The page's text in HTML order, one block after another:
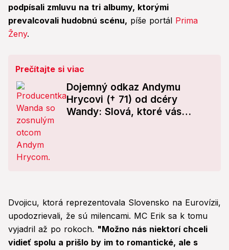
podpísali zmluvu na tri albumy, ktorými
prevalcovali hudobnú scénu, píše portál Prima
Ženy.
Prečítajte si viac
Dojemný odkaz Andymu
Hrycovi († 71) od dcéry
Wandy: Slová, ktoré vás
Dvojicu, ktorá reprezentovala Slovensko na Eurovízii,
upodozrievali, že sú milencami. MC Erik sa k tomu
vyjadril až po rokoch. "Možno nás niektorí chceli
vidieť spolu a prišlo by im to romantické, ale s